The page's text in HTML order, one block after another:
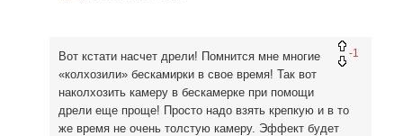
-1
Вот кстати насчет дрели! Помнится мне многие
«колхозили» бескамирки в свое время! Так вот
наколхозить камеру в бескамерке при помощи
дрели еще проще! Просто надо взять крепкую и в то
же время не очень толстую камеру. Эффект будет